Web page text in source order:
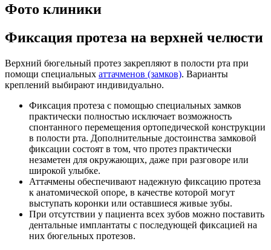
Фото клиники
Фиксация протеза на верхней челюсти
Верхний бюгельный протез закрепляют в полости рта при
помощи специальных аттачменов (замков). Варианты
креплений выбирают индивидуально.
Фиксация протеза с помощью специальных замков
практически полностью исключает возможность
спонтанного перемещения ортопедической конструкции
в полости рта. Дополнительные достоинства замковой
фиксации состоят в том, что протез практически
незаметен для окружающих, даже при разговоре или
широкой улыбке.
Аттачмены обеспечивают надежную фиксацию протеза
к анатомической опоре, в качестве которой могут
выступать коронки или оставшиеся живые зубы.
При отсутствии у пациента всех зубов можно поставить
дентальные имплантаты с последующей фиксацией на
них бюгельных протезов.